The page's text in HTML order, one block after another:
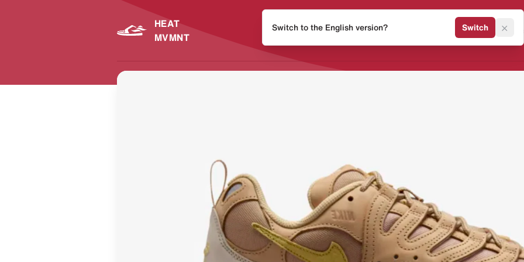
HEAT
MVMNT
Release Kalender Sneaker
Switch to the English version? Switch ×